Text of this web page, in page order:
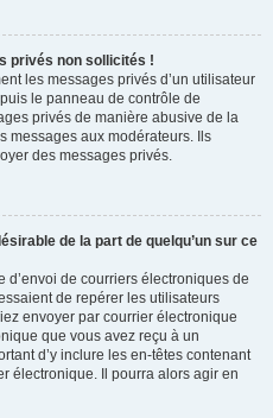
privés non sollicités !
les messages privés d’un utilisateur
le panneau de contrôle de
privés de manière abusive de la
messages aux modérateurs. Ils
des messages privés.
de la part de quelqu’un sur ce
d’envoi de courriers électroniques de
de repérer les utilisateurs
envoyer par courrier électronique
que vous avez reçu à un
d’y inclure les en-têtes contenant
électronique. Il pourra alors agir en